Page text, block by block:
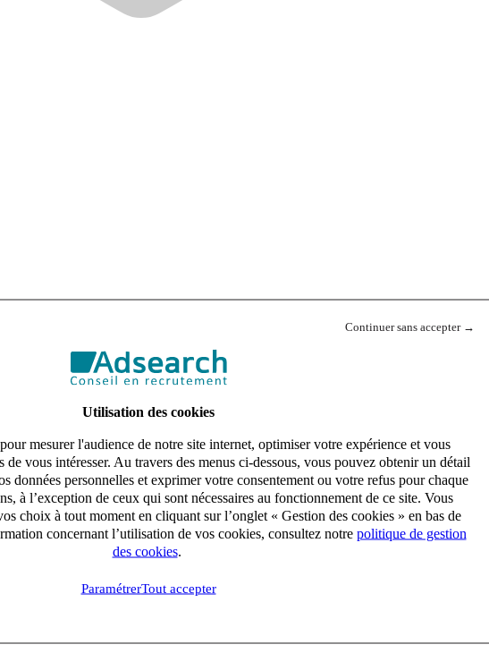
Continuer sans accepter →
Utilisation des cookies
mesurer l'audience de notre site internet, optimiser votre expérience et vous
de vous intéresser. Au travers des menus ci-dessous, vous pouvez obtenir un détail
données personnelles et exprimer votre consentement ou votre refus pour chaque
à l’exception de ceux qui sont nécessaires au fonctionnement de ce site. Vous
choix à tout moment en cliquant sur l’onglet « Gestion des cookies » en bas de
concernant l’utilisation de vos cookies, consultez notre politique de gestion
des cookies.
ParamétrerTout accepter
Toulouse, un Gestionnaire de Copropriété (H/F).
principalement le logements neufs (environ 1500 lots).
traitement des comptes-rendus de visites d'immeubles.